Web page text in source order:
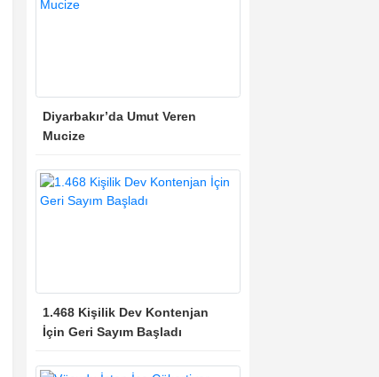
Diyarbakır’da Umut Veren
Mucize
1.468 Kişilik Dev Kontenjan
İçin Geri Sayım Başladı